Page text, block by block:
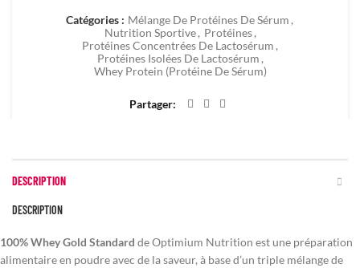
Catégories : Mélange De Protéines De Sérum ,
Nutrition Sportive , Protéines ,
Protéines Concentrées De Lactosérum ,
Protéines Isolées De Lactosérum ,
Whey Protein (Protéine De Sérum)
Partager
DESCRIPTION
DESCRIPTION
100% Whey Gold Standard de Optimium Nutrition est une préparation
alimentaire en poudre avec de la saveur, à base d’un triple mélange de